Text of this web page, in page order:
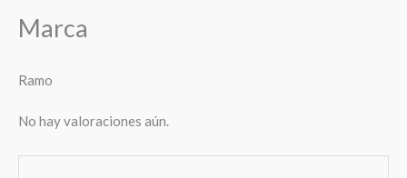
Marca
Ramo
No hay valoraciones aún.